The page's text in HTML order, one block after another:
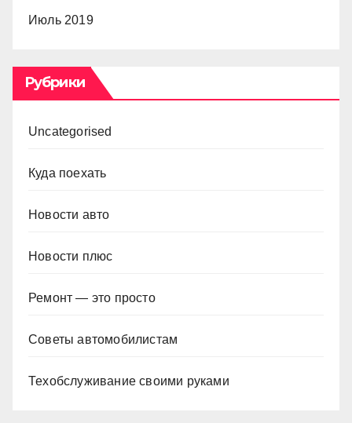
Июль 2019
Рубрики
Uncategorised
Куда поехать
Новости авто
Новости плюс
Ремонт — это просто
Советы автомобилистам
Техобслуживание своими руками